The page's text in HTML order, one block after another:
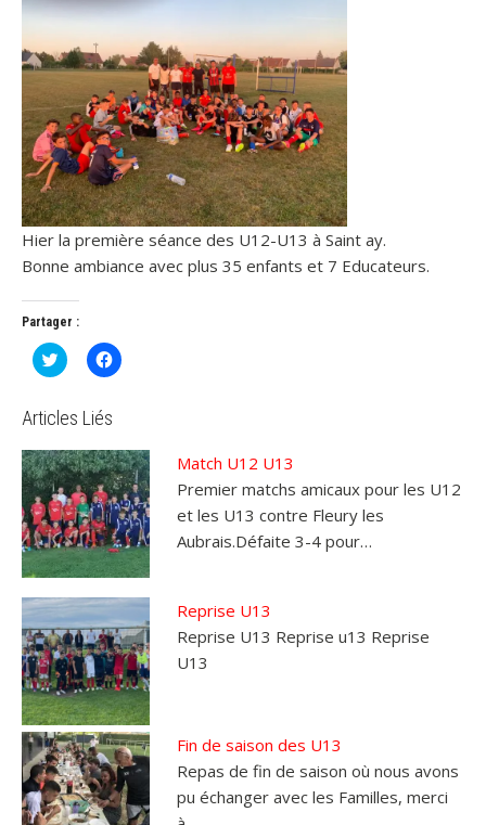
Hier la première séance des U12-U13 à Saint ay.
Bonne ambiance avec plus 35 enfants et 7 Educateurs.
Partager :
C
l
u
e
p
o
u
r
p
a
r
t
a
g
e
s
u
r
T
w
i
t
t
e
r
(
o
u
v
C
l
p
o
u
r
p
a
r
t
g
e
s
u
r
F
a
c
e
b
o
o
k
(
o
u
Articles Liés
Match U12 U13
Premier matchs amicaux pour les U12
et les U13 contre Fleury les
Aubrais.Défaite 3-4 pour…
Reprise U13
Reprise U13 Reprise u13 Reprise
U13
Fin de saison des U13
Repas de fin de saison où nous avons
pu échanger avec les Familles, merci